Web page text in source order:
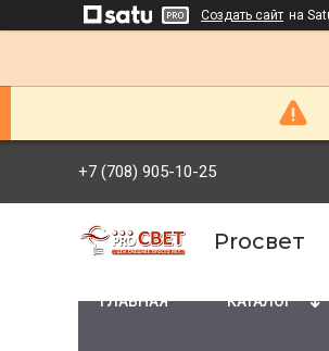
Создать сайт на
+7 (708) 905-10-25
Proсвет
ГЛАВНАЯ КАТАЛОГ